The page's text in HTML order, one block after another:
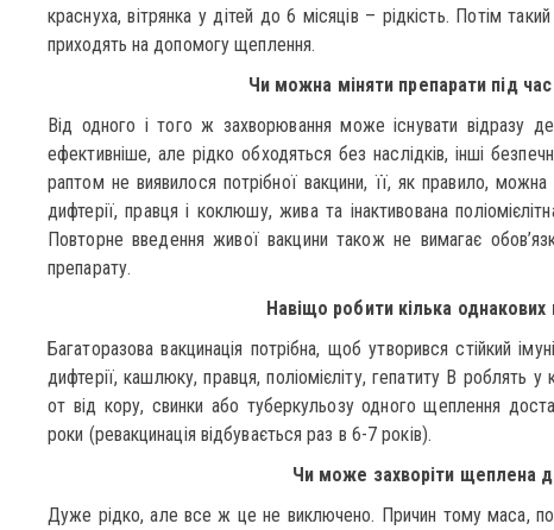
краснуха, вітрянка у дітей до 6 місяців – рідкість. Потім
приходять на допомогу щеплення.
Чи можна міняти препарати під час
Від одного і того ж захворювання може існувати відразу
ефективніше, але рідко обходяться без наслідків, інші
раптом не виявилося потрібної вакцини, її, як правило, можна
дифтерії, правця і коклюшу, жива та інактивована
Повторне введення живої вакцини також не вимагає
препарату.
Навіщо робити кілька
Багаторазова вакцинація потрібна, щоб утворився стійкий
дифтерії, кашлюку, правця, поліомієліту, гепатиту В роблять у
от від кору, свинки або туберкульозу одного щеплення
роки (ревакцинація відбувається раз в 6-7 років).
Чи може захворіти щеплена
Дуже рідко, але все ж це не виключено. Причин тому маса,